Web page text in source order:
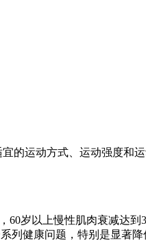
的运动方式、运动强度和
岁以上慢性肌肉衰减达
列健康问题，特别是显著